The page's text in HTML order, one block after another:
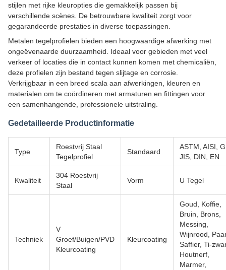
stijlen met rijke kleuropties die gemakkelijk passen bij
verschillende scènes. De betrouwbare kwaliteit zorgt voor
gegarandeerde prestaties in diverse toepassingen.
Metalen tegelprofielen bieden een hoogwaardige afwerking met
ongeëvenaarde duurzaamheid. Ideaal voor gebieden met veel
verkeer of locaties die in contact kunnen komen met chemicaliën,
deze profielen zijn bestand tegen slijtage en corrosie.
Verkrijgbaar in een breed scala aan afwerkingen, kleuren en
materialen om te coördineren met armaturen en fittingen voor
een samenhangende, professionele uitstraling.
Gedetailleerde Productinformatie
Type
Roestvrij Staal
Tegelprofiel
Standaard
ASTM, AISI,
JIS, DIN, EN
Kwaliteit
304 Roestvrij
Staal
Vorm U Tegel
Techniek
V
Groef/Buigen/PVD
Kleurcoating
Kleurcoating
Goud, Koffie,
Bruin, Brons,
Messing,
Wijnrood,
Saffier, Ti-
Houtnerf,
Marmer,